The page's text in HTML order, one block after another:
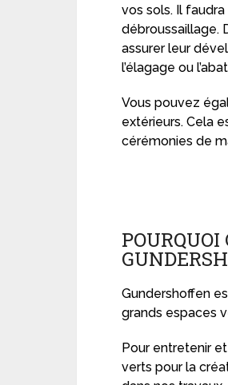
vos sols. Il
débroussaillage.
assurer leur
l’élagage ou
Vous pouvez
extérieurs. Cela
cérémonies de
Gundershoffen
grands espaces
Pour entretenir
verts pour la